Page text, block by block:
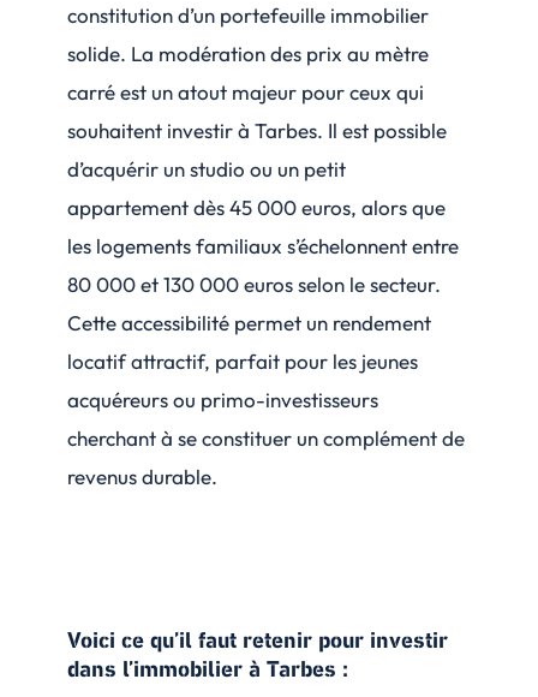
constitution d’un portefeuille immobilier
solide. La modération des prix au mètre
carré est un atout majeur pour ceux qui
souhaitent investir à Tarbes. Il est possible
d’acquérir un studio ou un petit
appartement dès 45 000 euros, alors que
les logements familiaux s’échelonnent entre
80 000 et 130 000 euros selon le secteur.
Cette accessibilité permet un rendement
locatif attractif, parfait pour les jeunes
acquéreurs ou primo-investisseurs
cherchant à se constituer un complément de
revenus durable.
Voici ce qu’il faut retenir pour investir
dans l’immobilier à Tarbes :